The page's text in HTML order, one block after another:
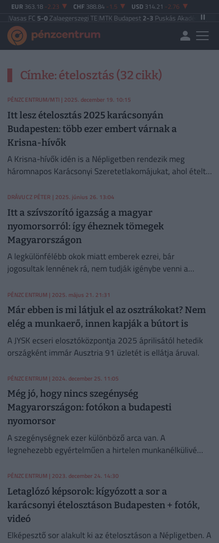
EUR 363.18 -2.23 CHF 388.84 -1.5 USD 314.21 -2.76
Vasas FC5-0Zalaegerszegi TE|MTK Budapest2-3Puskás Akadémia
Címke: ételosztás (32 cikk)
PÉNZCENTRUM/MTI | 2025. december 19. 10:15
Itt lesz ételosztás 2025 karácsonyán
Budapesten: több ezer embert várnak a
Krisna-hívők
A Krisna-hívők idén is a Népligetben rendezik meg
háromnapos Karácsonyi Szeretetlakomájukat, ahol ételt
DRÁVUCZ PÉTER | 2025. június 26. 13:04
Itt a szívszorító igazság a magyar
nyomorsorról: így éheznek tömegek
Magyarországon
A legkülönfélébb okok miatt emberek ezrei, bár
jogosultak lennének rá, nem tudják igénybe venni a
PÉNZCENTRUM | 2025. május 21. 21:31
Már ebben is mi látjuk el az osztrákokat? Nem
elég a munkaerő, innen kapják a bútort is
A JYSK ecseri elosztóközpontja 2025 áprilisától hetedik
országként immár Ausztria 91 üzletét is ellátja áruval.
PÉNZCENTRUM | 2024. december 25. 11:05
Még jó, hogy nincs szegénység
Magyarországon: fotókon a budapesti
nyomorsor
A szegénységnek ezer különböző arca van. A
legnehezebb egyértelműen a hirtelen munkanélkülivé
szegénységi mutatója is romlott.
PÉNZCENTRUM | 2023. december 24. 14:30
Letaglózó képsorok: kígyózott a sor a
karácsonyi ételosztáson Budapesten + fotók,
videó
Elképesztő sor alakult ki az ételosztáson a Népligetben. A